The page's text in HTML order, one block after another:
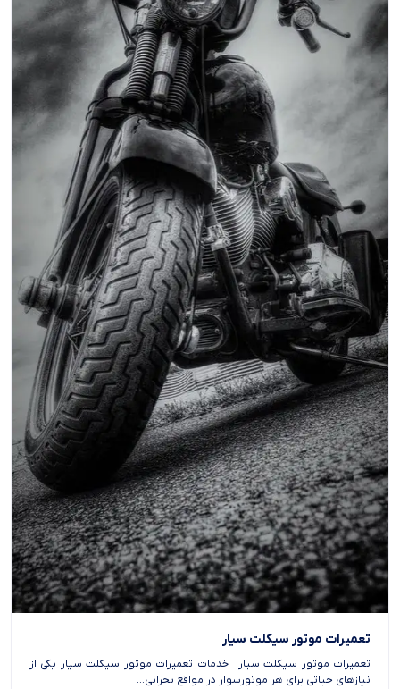
تعمیرات موتور سیکلت سیار
تعمیرات موتور سیکلت سیار خدمات تعمیرات موتور سیکلت سیار یکی از
نیازهای حیاتی برای هر موتورسوار در مواقع بحرانی...